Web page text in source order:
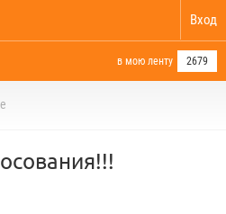
Вход
в мою ленту 2679